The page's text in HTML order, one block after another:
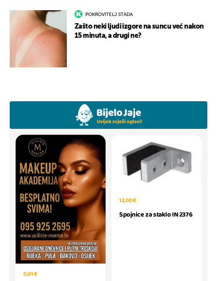
POKROVITELJ STADA
Zašto neki ljudi izgore na suncu već nakon
15 minuta, a drugi ne?
0,01 €
12,00 €
Spojnice za staklo IN 2376